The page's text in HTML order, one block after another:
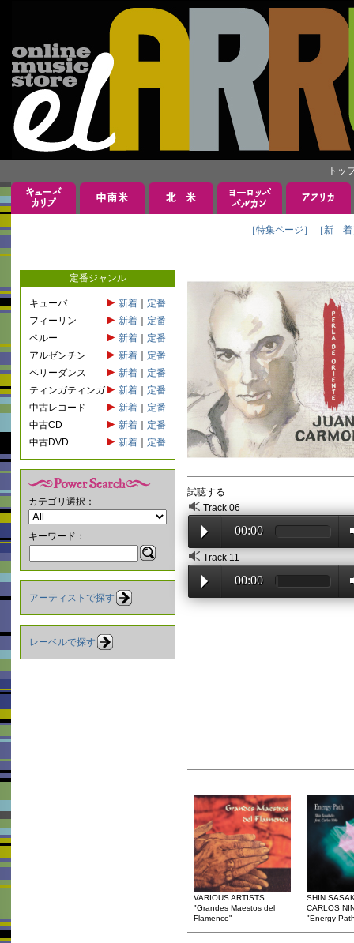
トッ
［特集ページ］ ［新 着
定番ジャンル
キューバ 新着
定番
フィーリン
新着
定番
ペルー
新着
定番
アルゼンチン
新着
定番
ベリーダンス
新着
定番
ティンガティンガ
新着
定番
中古レコード
新着
定番
中古CD
新着
定番
中古DVD
新着 定番
カテゴリ選択：
キーワード：
アーティストで探す
レーベルで探す
試聴する
Track 06
00:00
Track 11
00:00
VARIOUS ARTISTS
"Grandes Maestos del
Flamenco"
SHIN
CARLOS
"Energy